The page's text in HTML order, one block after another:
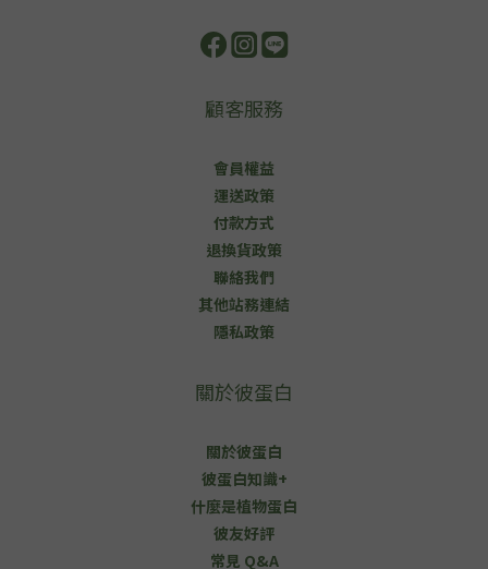
顧客服務
會員權益
運送政策
付款方式
退換貨政策
聯絡我們
其他站務連結
隱私政策
關於彼蛋白
關於彼蛋白
彼蛋白知識+
什麼是植物蛋白
彼友好評
常見 Q&A